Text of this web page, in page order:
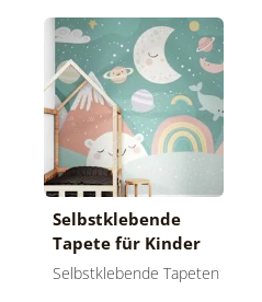
Selbstklebende
Tapete für Kinder
Aus dem Tierreich
Selbstklebende Tapeten